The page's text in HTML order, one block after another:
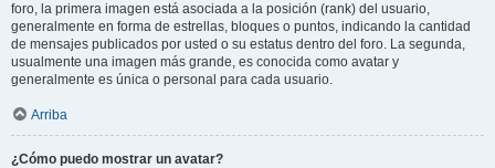
foro, la primera imagen está asociada a la posición (rank) del usuario,
generalmente en forma de estrellas, bloques o puntos, indicando la cantidad
de mensajes publicados por usted o su estatus dentro del foro. La segunda,
usualmente una imagen más grande, es conocida como avatar y
generalmente es única o personal para cada usuario.
Arriba
¿Cómo puedo mostrar un avatar?